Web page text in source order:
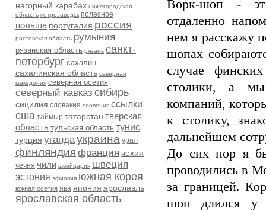
нагорный карабах нижегородская
область петрозаводск полезное
польша португалия россия
ростовская область румыния
рязанская область рязань санкт-
петербург сахалин
сахалинская область северная
македония северная осетия
северный кавказ сибирь
сицилия словакия словения ссылки
сша таймыр татарстан тверская
область тульская область тунис
турция угандаукраина урал
финляндия франция чехия
чечня чили швейцария швеция
эстония эфиопия южная корея
южная осетия ява япония ярославль
ярославская область
Ворк-шоп -
отдаленно
нем я расскажу
шопах
случае
столики, а мы
компаний,
к столику,
дальнейшем
До сих пор я
проводились в
за границей.
шоп длился у